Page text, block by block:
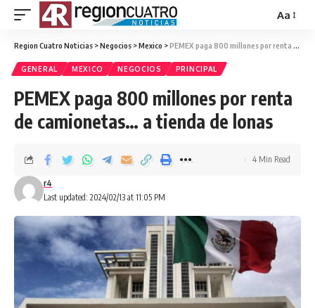
Aa
Region Cuatro Noticias >Negocios >Mexico >PEMEX paga 800 millones por renta de camionetas… a tienda de lonas
GENERAL MEXICO NEGOCIOS PRINCIPAL
PEMEX paga 800 millones por renta
de camionetas… a tienda de lonas
Last updated: 2024/02/13 at 11:05 PM
r4
4 Min Read